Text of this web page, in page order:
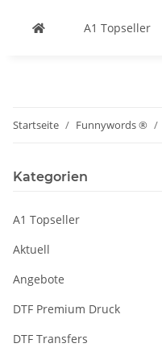
A1 Topseller
Startseite Funnywords ®
Kategorien
A1 Topseller
Aktuell
Angebote
DTF Premium Druck
DTF Transfers